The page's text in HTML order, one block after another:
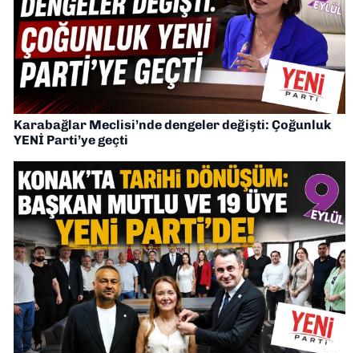
Karabağlar Meclisi’nde dengeler değişti: Çoğunluk
YENİ Parti’ye geçti